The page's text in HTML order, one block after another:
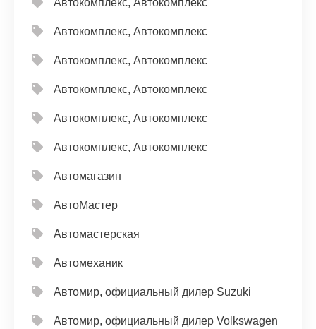
Автокомплекс, Автокомплекс
Автокомплекс, Автокомплекс
Автокомплекс, Автокомплекс
Автокомплекс, Автокомплекс
Автокомплекс, Автокомплекс
Автокомплекс, Автокомплекс
Автомагазин
АвтоМастер
Автомастерская
Автомеханик
Автомир, официальный дилер Suzuki
Автомир, официальный дилер Volkswagen